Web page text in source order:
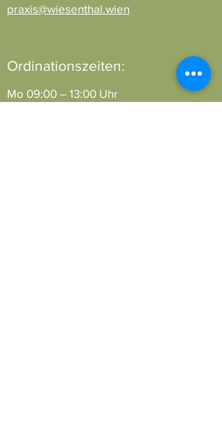
praxis@wiesenthal.wien
Ordinationszeiten:
Mo 09:00 – 13:00 Uhr
Di 08:30 – 13:00 | 15:00 – 19:00 Uhr